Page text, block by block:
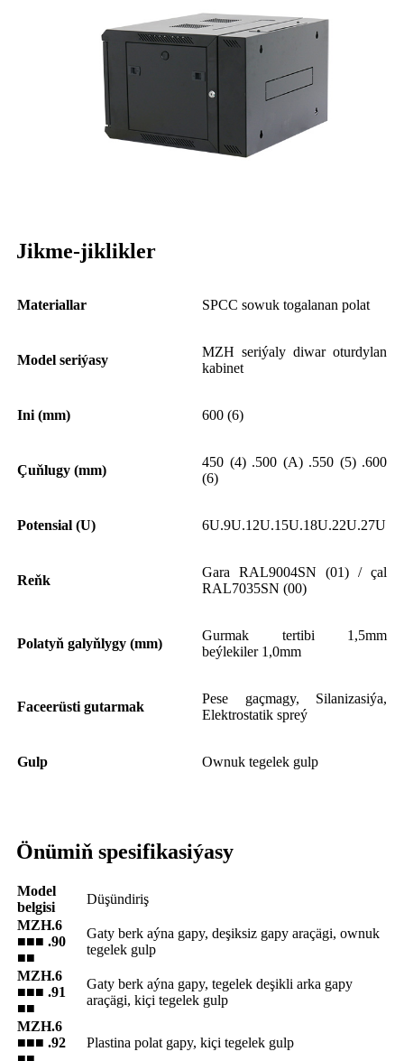
Jikme-jiklikler
Materiallar SPCC sowuk togalanan polat
Model seriýasy
MZH seriýaly diwar oturdylan
kabinet
Ini (mm) 600 (6)
Çuňlugy (mm)
450 (4) .500 (A) .550 (5) .600
(6)
Potensial (U) 6U.9U.12U.15U.18U.22U.27U
Reňk
Gara RAL9004SN (01) / çal
RAL7035SN (00)
Polatyň galyňlygy (mm)
Gurmak tertibi 1,5mm
beýlekiler 1,0mm
Faceerüsti gutarmak
Pese gaçmagy, Silanizasiýa,
Elektrostatik spreý
Gulp Ownuk tegelek gulp
Önümiň spesifikasiýasy
Model
belgisi
Düşündiriş
MZH.6
■■■ .90
■■
Gaty berk aýna gapy, deşiksiz gapy araçägi, ownuk
tegelek gulp
MZH.6
■■■ .91
■■
Gaty berk aýna gapy, tegelek deşikli arka gapy
araçägi, kiçi tegelek gulp
MZH.6
■■■ .92
Plastina polat gapy, kiçi tegelek gulp